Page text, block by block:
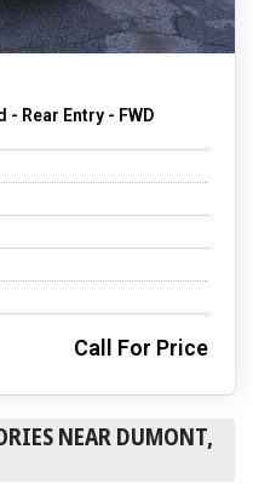
- Rear Entry - FWD
Call For Price
NEAR DUMONT,